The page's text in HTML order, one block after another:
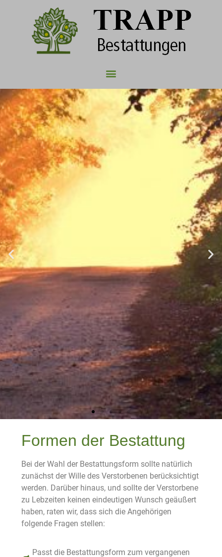
Formen der Bestattung
Bei der Wahl der Bestattungsform sollte natürlich
zunächst der Wille des Verstorbenen berücksichtigt
werden. Darüber hinaus, und sollte der Verstorbene
zu Lebzeiten keinen eindeutigen Wunsch geäußert
haben, raten wir, dass sich die Angehörigen
folgende Fragen stellen:
Passt die Bestattungsform zum vergangenen